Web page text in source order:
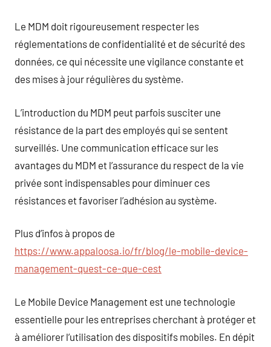
Le MDM doit rigoureusement respecter les
réglementations de confidentialité et de sécurité des
données, ce qui nécessite une vigilance constante et
des mises à jour régulières du système.
L’introduction du MDM peut parfois susciter une
résistance de la part des employés qui se sentent
surveillés. Une communication efficace sur les
avantages du MDM et l’assurance du respect de la vie
privée sont indispensables pour diminuer ces
résistances et favoriser l’adhésion au système.
Plus d’infos à propos de
https://www.appaloosa.io/fr/blog/le-mobile-device-
management-quest-ce-que-cest
Le Mobile Device Management est une technologie
essentielle pour les entreprises cherchant à protéger et
à améliorer l’utilisation des dispositifs mobiles. En dépit